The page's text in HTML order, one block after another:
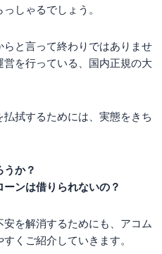
しゃるでしょう。
と言って終わりではありませ
を行っている、国内正規の大
拭するためには、実態をきち
うか？
ンは借りられないの？
安を解消するためにも、アコム
くご紹介していきます。